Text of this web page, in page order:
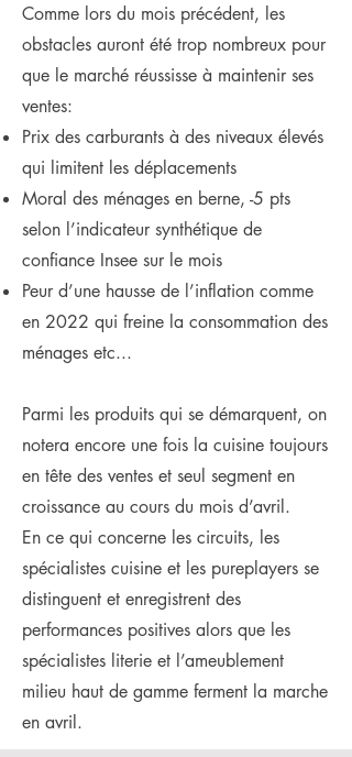
Comme lors du mois précédent, les
obstacles auront été trop nombreux pour
que le marché réussisse à maintenir ses
ventes:
Prix des carburants à des niveaux élevés
qui limitent les déplacements
Moral des ménages en berne, -5 pts
selon l’indicateur synthétique de
confiance Insee sur le mois
Peur d’une hausse de l’inflation comme
en 2022 qui freine la consommation des
ménages etc...
Parmi les produits qui se démarquent, on
notera encore une fois la cuisine toujours
en tête des ventes et seul segment en
croissance au cours du mois d’avril.
En ce qui concerne les circuits, les
spécialistes cuisine et les pureplayers se
distinguent et enregistrent des
performances positives alors que les
spécialistes literie et l’ameublement
milieu haut de gamme ferment la marche
en avril.